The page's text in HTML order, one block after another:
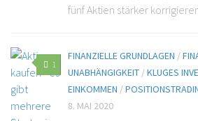
fünf Aktien stärker
1
FINANZIELLE GRUNDLAGEN /
UNABHÄNGIGKEIT /KLUGES
EINKOMMEN /
8. MAI 2020